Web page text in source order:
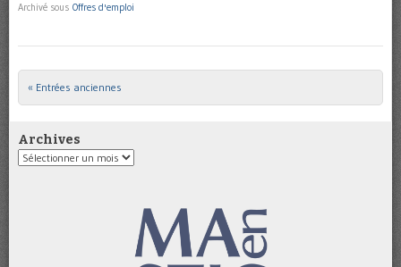
Archivé sous Offres d'emploi
Post navigation
« Entrées anciennes
Archives
Archives